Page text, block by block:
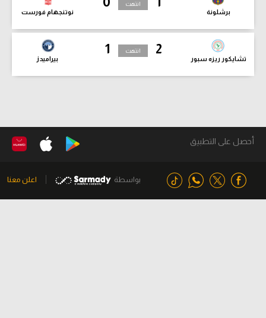
برشلونة نوتنجهام فورست
انتهت
2
تشايكور ريزه سبور
1
بيراميدز
انتهت
أحصل على التطبيق
بواسطة اعلن معنا